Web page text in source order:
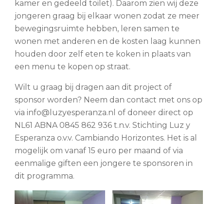
kamer en gedeeld toilet). Daarom zien wij deze
jongeren graag bij elkaar wonen zodat ze meer
bewegingsruimte hebben, leren samen te
wonen met anderen en de kosten laag kunnen
houden door zelf eten te koken in plaats van
een menu te kopen op straat.
Wilt u graag bij dragen aan dit project of
sponsor worden? Neem dan contact met ons op
via info@luzyesperanza.nl of doneer direct op
NL61 ABNA 0845 862 936 t.n.v. Stichting Luz y
Esperanza o.v.v. Cambiando Horizontes. Het is al
mogelijk om vanaf 15 euro per maand of via
eenmalige giften een jongere te sponsoren in
dit programma.